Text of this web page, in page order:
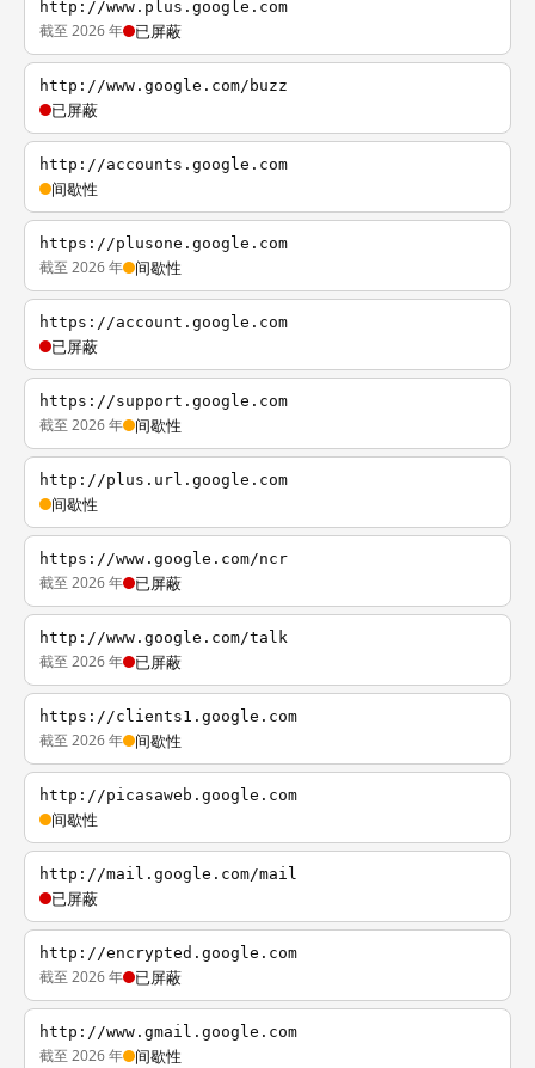
http://www.plus.google.com
截至 2026 年 已屏蔽
http://www.google.com/buzz
已屏蔽
http://accounts.google.com
间歇性
https://plusone.google.com
截至 2026 年 间歇性
https://account.google.com
已屏蔽
https://support.google.com
截至 2026 年 间歇性
http://plus.url.google.com
间歇性
https://www.google.com/ncr
截至 2026 年 已屏蔽
http://www.google.com/talk
截至 2026 年 已屏蔽
https://clients1.google.com
截至 2026 年 间歇性
http://picasaweb.google.com
间歇性
http://mail.google.com/mail
已屏蔽
http://encrypted.google.com
截至 2026 年 已屏蔽
http://www.gmail.google.com
截至 2026 年 间歇性